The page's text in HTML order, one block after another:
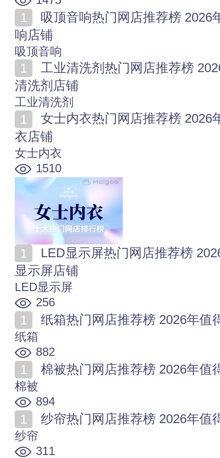
响店铺
吸顶音响
清洗剂店铺
工业清洗剂
衣店铺
女士内衣
1510
显示屏店铺
LED显示屏
256
纸箱热门网店推荐榜 2026年值
纸箱
882
棉被热门网店推荐榜 2026年值
棉被
894
纱帘热门网店推荐榜 2026年值
纱帘
311